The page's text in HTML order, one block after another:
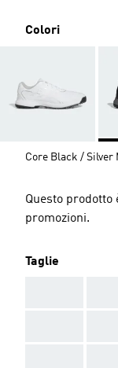
Colori
Core Black /
Questo prodotto
promozioni.
Taglie